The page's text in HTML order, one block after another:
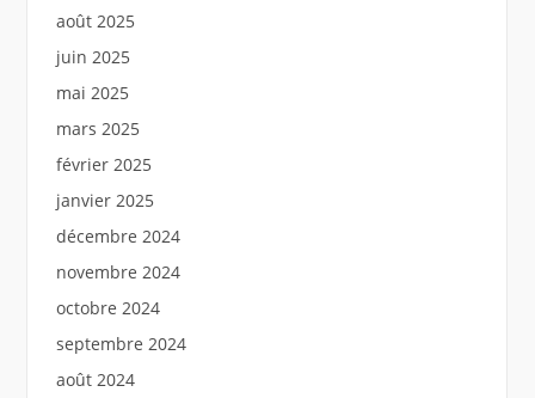
août 2025
juin 2025
mai 2025
mars 2025
février 2025
janvier 2025
décembre 2024
novembre 2024
octobre 2024
septembre 2024
août 2024